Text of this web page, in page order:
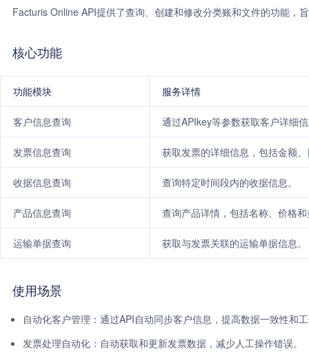
Facturis Online API提供了查询、创建和修改分类账和文件的功能，
核心功能
功能模块 服务详情
客户信息查询 通过APIkey等参数获取客户详细
发票信息查询 获取发票的详细信息，包括金额
收据信息查询 查询特定时间段内的收据信息。
产品信息查询 查询产品详情，包括名称、价格
运输单据查询 获取与发票关联的运输单据信息。
使用场景
自动化客户管理：通过API自动同步客户信息，提高数据一致性和
发票处理自动化：自动获取和更新发票数据，减少人工操作错误。